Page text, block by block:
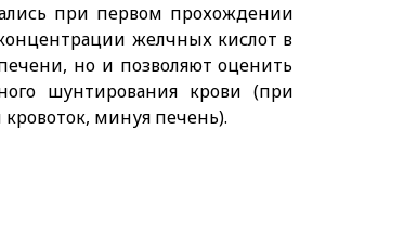
при первом прохождении
желчных кислот в
но и позволяют оценить
шунтирования крови (при
минуя печень).